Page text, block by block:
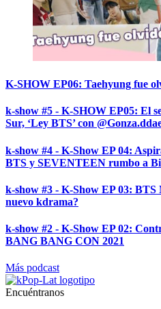
K-SHOW EP06: Taehyung fue
k-show #5 - K-SHOW EP05: El
Sur, ‘Ley BTS’ con
k-show #4 - K-Show EP 04:
BTS y SEVENTEEN rumbo a
k-show #3 - K-Show EP 03: BTS
nuevo kdrama?
k-show #2 - K-Show EP 02:
BANG BANG CON 2021
Más podcast
Encuéntranos